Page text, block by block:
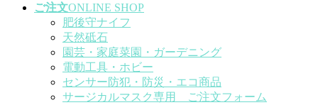
ご注文ONLINE SHOP
肥後守ナイフ
天然砥石
園芸・家庭菜園・ガーデニング
電動工具・ホビー
センサー防犯・防災・エコ商品
サージカルマスク専用 ご注文フォーム